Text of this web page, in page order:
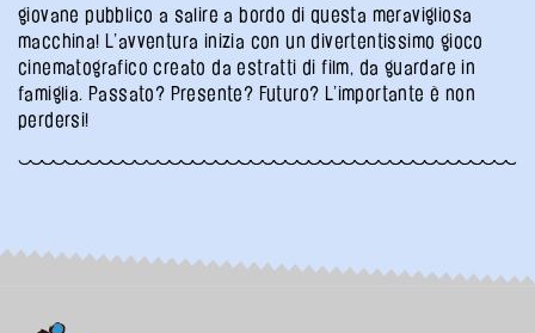
giovane pubblico a salire a bordo di questa meravigliosa
macchina! L’avventura inizia con un divertentissimo gioco
cinematografico creato da estratti di film, da guardare in
famiglia. Passato? Presente? Futuro? L’importante è non
perdersi!